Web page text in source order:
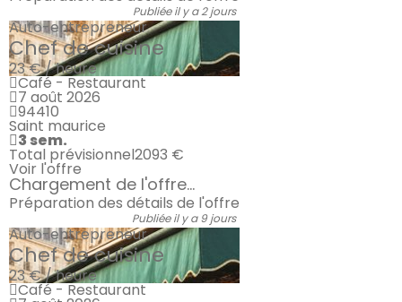
Publiée il y a 2 jours
Auto-entrepreneur
Chef de cuisine
23 € / heure
Café - Restaurant
7 août 2026
94410
Saint maurice
3 sem.
Total prévisionnel2093 €
Voir l'offre
Chargement de l'offre...
Préparation des détails de l'offre
Publiée il y a 9 jours
Auto-entrepreneur
Chef de cuisine
23 € / heure
Café - Restaurant